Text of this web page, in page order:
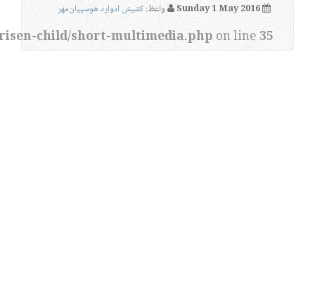
Sunday 1 May 2016 واعظ:کشیش ادوارد هوسپیان‌مهر
child/short-multimedia.php on line35